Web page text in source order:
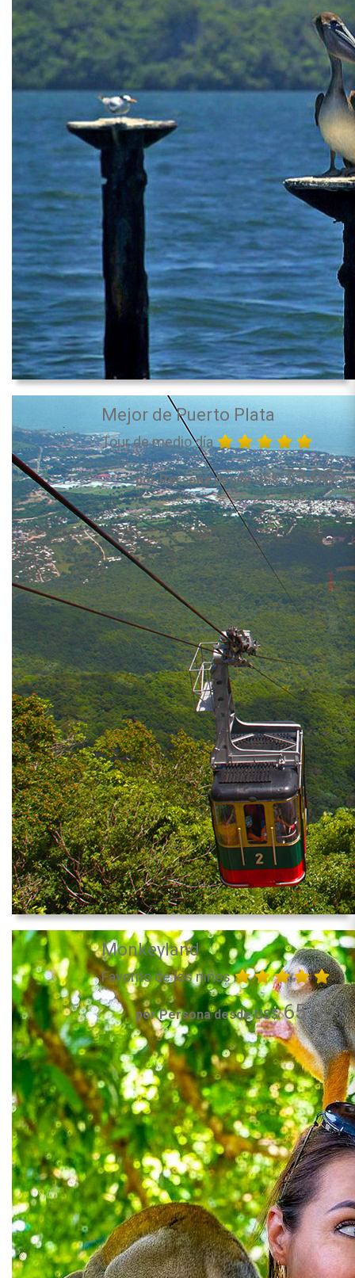
Mejor de Puerto Plata
Tour de medio día
por Persona desde US$73.00
Monkeyland
Favorito de los niños
por Persona desde US$65.00